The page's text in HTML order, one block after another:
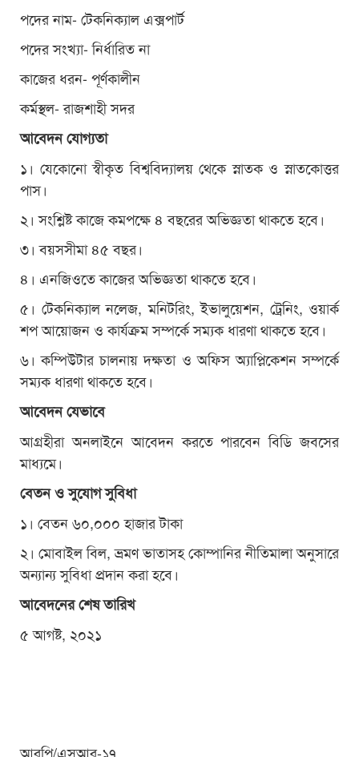
পদের নাম- টেকনিক্যাল এক্সপার্ট
পদের সংখ্যা- নির্ধারিত না
কাজের ধরন- পূর্ণকালীন
কর্মস্থল- রাজশাহী সদর
আবেদন যোগ্যতা
১। যেকোনো স্বীকৃত বিশ্ববিদ্যালয় থেকে স্নাতক ও স্নাতকোত্তর
পাস।
২। সংশ্লিষ্ট কাজে কমপক্ষে ৪ বছরের অভিজ্ঞতা থাকতে হবে।
৩। বয়সসীমা ৪৫ বছর।
৪। এনজিওতে কাজের অভিজ্ঞতা থাকতে হবে।
৫। টেকনিক্যাল নলেজ, মনিটরিং, ইভালুয়েশন, ট্রেনিং, ওয়ার্ক
শপ আয়োজন ও কার্যক্রম সম্পর্কে সম্যক ধারণা থাকতে হবে।
৬। কম্পিউটার চালনায় দক্ষতা ও অফিস অ্যাপ্লিকেশন সম্পর্কে
সম্যক ধারণা থাকতে হবে।
আবেদন যেভাবে
আগ্রহীরা অনলাইনে আবেদন করতে পারবেন বিডি জবসের
মাধ্যমে।
বেতন ও সুযোগ সুবিধা
১। বেতন ৬০,০০০ হাজার টাকা
২। মোবাইল বিল, ভ্রমণ ভাতাসহ কোম্পানির নীতিমালা অনুসারে
অন্যান্য সুবিধা প্রদান করা হবে।
আবেদনের শেষ তারিখ
৫ আগষ্ট, ২০২১
আরপি/এসআর-১৭